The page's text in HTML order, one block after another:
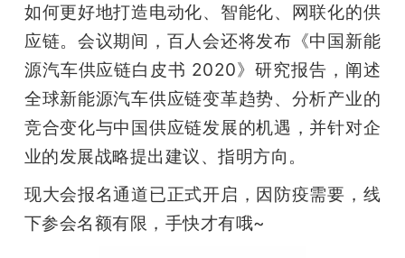
如何更好地打造电动化、智能化、网联化的供
应链。会议期间，百人会还将发布《中国新能
源汽车供应链白皮书 2020》研究报告，阐述
全球新能源汽车供应链变革趋势、分析产业的
竞合变化与中国供应链发展的机遇，并针对企
业的发展战略提出建议、指明方向。
现大会报名通道已正式开启，因防疫需要，线
下参会名额有限，手快才有哦~